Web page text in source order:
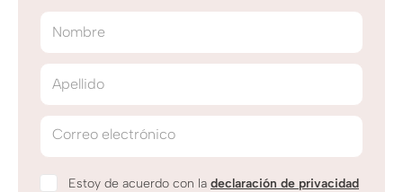
Nombre
Apellido
Correo electrónico
Estoy de acuerdo con la declaración de privacidad